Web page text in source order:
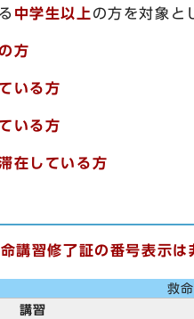
中学生以上 の方を対象と
方
いる方
いる方
在している方
講習修了証の番号表示は
救
講習